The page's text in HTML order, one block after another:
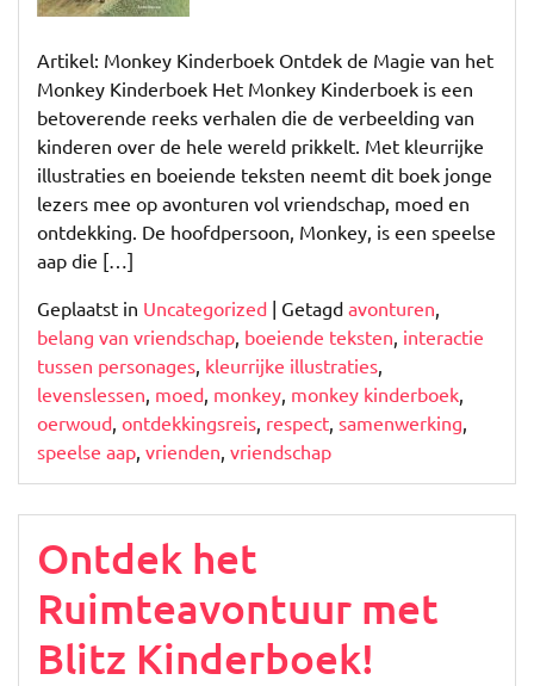
met
Monkey
en
zijn
Vrienden!
Artikel: Monkey Kinderboek Ontdek de Magie van het
Monkey Kinderboek Het Monkey Kinderboek is een
betoverende reeks verhalen die de verbeelding van
kinderen over de hele wereld prikkelt. Met kleurrijke
illustraties en boeiende teksten neemt dit boek jonge
lezers mee op avonturen vol vriendschap, moed en
ontdekking. De hoofdpersoon, Monkey, is een speelse
aap die […]
Geplaatst in Uncategorized | Getagd avonturen,
belang van vriendschap, boeiende teksten, interactie
tussen personages, kleurrijke illustraties,
levenslessen, moed, monkey, monkey kinderboek,
oerwoud, ontdekkingsreis, respect, samenwerking,
speelse aap, vrienden, vriendschap
Ontdek het
Ruimteavontuur met
Blitz Kinderboek!